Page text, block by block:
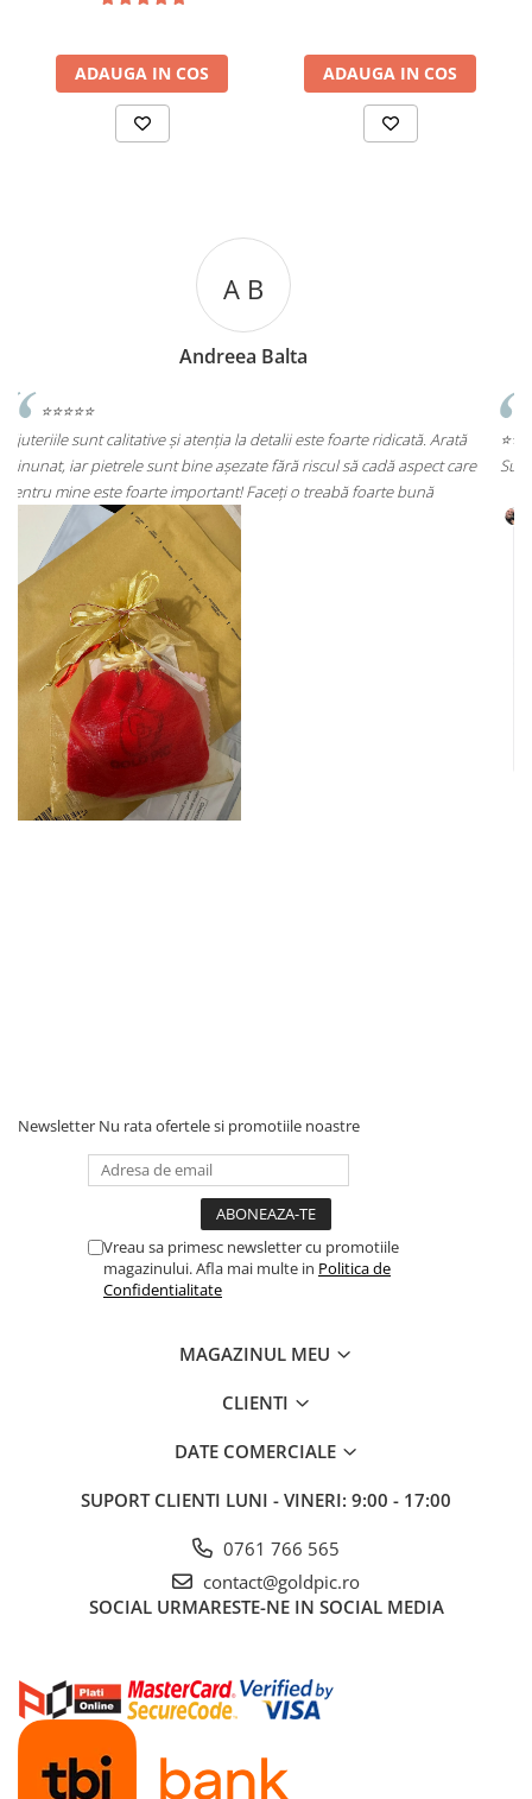
ADAUGA IN COS ADAUGA IN COS
care
A C
Andreea Cicu
⭐⭐⭐⭐⭐
Super mulțumită!! Sunt superbi cerceii!!!
Newsletter Nu rata ofertele si promotiile noastre
Vreau sa primesc newsletter cu promotiile
magazinului. Afla mai multe in Politica de
Confidentialitate
MAGAZINUL MEU
CLIENTI
DATE COMERCIALE
SUPORT CLIENTI LUNI - VINERI: 9:00 - 17:00
0761 766 565
contact@goldpic.ro
SOCIAL URMARESTE-NE IN SOCIAL MEDIA